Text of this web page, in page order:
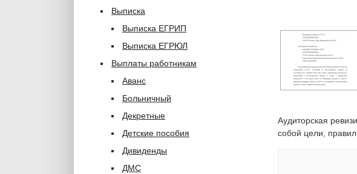
Аудиторская
собой цели,
Выписка
Выписка ЕГРИП
Выписка ЕГРЮЛ
Выплаты работникам
Аванс
Больничный
Декретные
Детские пособия
Дивиденды
ДМС